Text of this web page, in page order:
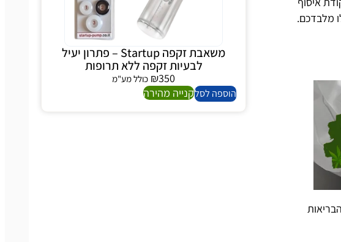
משאבת זקפה Startup – פתרון יעיל
לבעיות זקפה ללא תרופות
כולל מע"מ
קנייה מהירה